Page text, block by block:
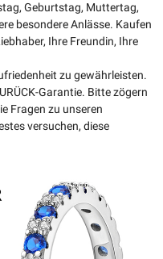
Geburtstag, Muttertag,
besondere Anlässe. Kaufen
Ihre Freundin, Ihre
zu gewährleisten.
Garantie. Bitte zögern
Fragen zu unseren
versuchen, diese